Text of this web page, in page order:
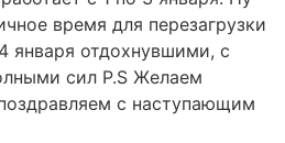
время для перезагрузки
января отдохнувшими, с
сил P.S Желаем
с наступающим